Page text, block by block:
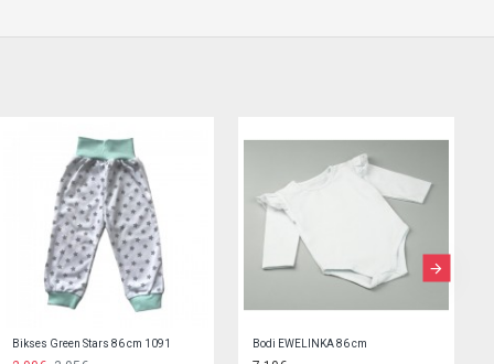
Bodijs AUTKO 68 cm 0553 brown